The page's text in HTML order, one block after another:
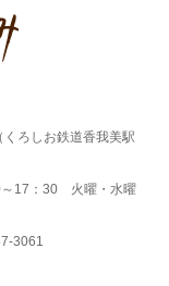
ろしお鉄道香我美駅
17：30 火曜・水曜
3061